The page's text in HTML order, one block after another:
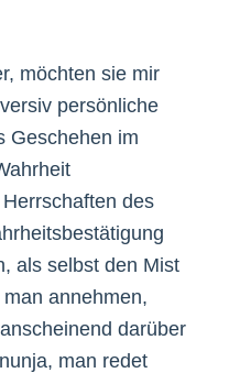
möchten sie mir
persönliche
Geschehen im
des
als selbst den Mist
annehmen,
darüber
man redet